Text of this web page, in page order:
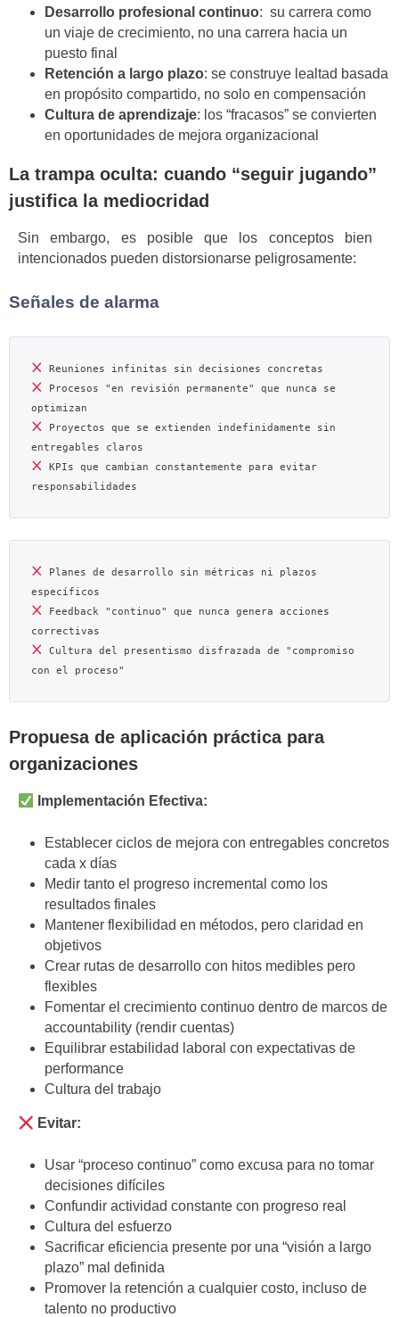
Desarrollo profesional continuo: su carrera como
un viaje de crecimiento, no una carrera hacia un
puesto final
Retención a largo plazo: se construye lealtad basada
en propósito compartido, no solo en compensación
Cultura de aprendizaje: los “fracasos” se convierten
en oportunidades de mejora organizacional
La trampa oculta: cuando “seguir jugando”
justifica la mediocridad
Sin embargo, es posible que los conceptos bien
intencionados pueden distorsionarse peligrosamente:
Señales de alarma
Procesos "en revisión permanente" que nunca se
Proyectos que se extienden indefinidamente sin
KPIs que cambian constantemente para evitar
Planes de desarrollo sin métricas ni plazos
Feedback "continuo" que nunca genera acciones
Cultura del presentismo disfrazada de "compromiso
Propuesa de aplicación práctica para
organizaciones
Implementación Efectiva:
Establecer ciclos de mejora con entregables concretos
cada x días
Medir tanto el progreso incremental como los
resultados finales
Mantener flexibilidad en métodos, pero claridad en
objetivos
Crear rutas de desarrollo con hitos medibles pero
flexibles
Fomentar el crecimiento continuo dentro de marcos de
accountability (rendir cuentas)
Equilibrar estabilidad laboral con expectativas de
performance
Cultura del trabajo
Evitar:
Usar “proceso continuo” como excusa para no tomar
decisiones difíciles
Confundir actividad constante con progreso real
Cultura del esfuerzo
Sacrificar eficiencia presente por una “visión a largo
plazo” mal definida
Promover la retención a cualquier costo, incluso de
talento no productivo